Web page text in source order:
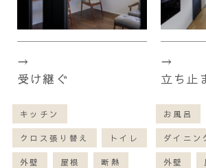
受け継ぐ
キッチン
クロス張り替え トイレ
外壁 屋根 断熱
立ち止
お風呂
ダイニン
外壁